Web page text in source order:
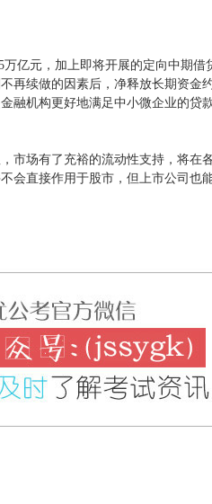
元，加上即将开展的定向中期借
再续做的因素后，净释放长期资金
融机构更好地满足中小微企业的贷
场有了充裕的流动性支持，将在
会直接作用于股市，但上市公司也